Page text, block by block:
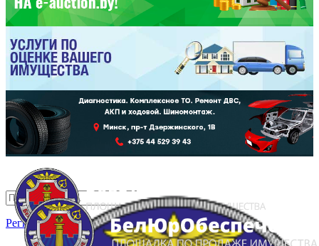
Регистрация Вход